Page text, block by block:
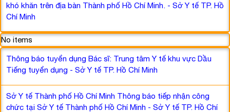
khó khăn trên địa bàn Thành phố Hồ Chí Minh. - Sở Y tế TP. Hồ
Chí Minh
No items
Thông báo tuyển dụng Bác sĩ: Trung tâm Y tế khu vực Dầu
Tiếng tuyển dụng - Sở Y tế TP. Hồ Chí Minh
Sở Y tế Thành phố Hồ Chí Minh Thông báo tiếp nhận công
chức tại Sở Y tế Thành phố Hồ Chí Minh - Sở Y tế TP. Hồ Chí